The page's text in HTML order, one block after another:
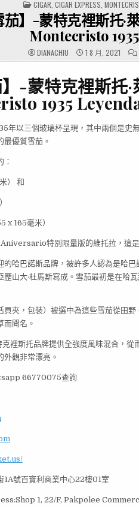
POSTED
IN
CIGAR CIGAR EXPRESS
茄】-蒙特克裡斯托·
Montecristo
DIANACHIU 1 8 月, 2021
】-蒙特克裡斯托
1935
年以三個玻璃杯呈現，其中兩個是史
最優質雪茄。
：
） 和
x 165毫米）
特別限量版的維托拉，這
的哈巴諾斯品牌，被許多人認為是哈
歷山大·杜馬斯寫成。雪茄最初是在哈
頁夾，包裝）被選中為這些雪茄從田
而聞名。
裡斯托品牌提供全強度風味混合，從
外觀非常漂亮。
66770075查詢
1A號百寶利商業中心22樓01室
1, 22/F, Pakpolee